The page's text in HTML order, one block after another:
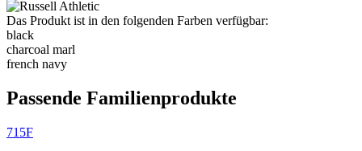
Das Produkt ist in den folgenden Farben verfügbar:
black
charcoal marl
french navy
Passende Familienprodukte
715F